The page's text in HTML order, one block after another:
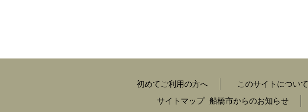
初めてご利用の方へ このサイトについて
サイトマップ
船橋市からのお知らせ